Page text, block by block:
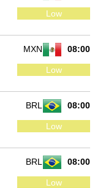
Low
08:00
MXN
Low
08:00
BRL
Low
08:00
BRL
Low